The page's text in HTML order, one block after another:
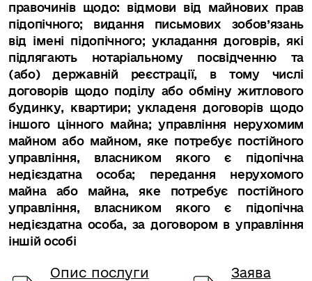
правочинів щодо: відмови від майнових прав
підопічного; видання письмових зобов’язань
від імені підопічного; укладання договрів, які
підлягають нотаріальному посвідченню та
(або) державній реєстрації, в тому числі
договорів щодо поділу або обміну житлового
будинку, квартири; укладеня договорів щодо
іншого цінного майна; управління нерухомим
майном або майном, яке потребує постійного
управління, власником якого є підопічна
недієздатна особа; передання нерухомого
майна або майна, яке потребує постійного
управління, власником якого є підопічна
недієздатна особа, за договором в управління
іншій особі
Опис послуги Заява